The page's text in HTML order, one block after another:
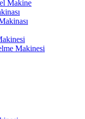
Makine
Makinesi